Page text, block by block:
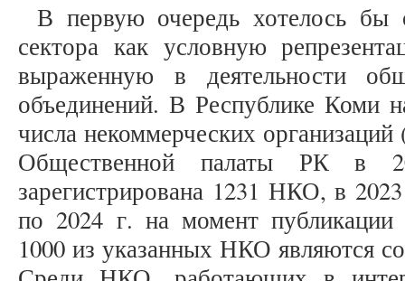
В первую очередь хотелось бы
сектора как условную
выраженную в деятельности
объединений. В Республике Коми
числа некоммерческих
Общественной палаты РК в
зарегистрирована 1231 НКО, в
по 2024 г. на момент публикации
1000 из указанных НКО являются